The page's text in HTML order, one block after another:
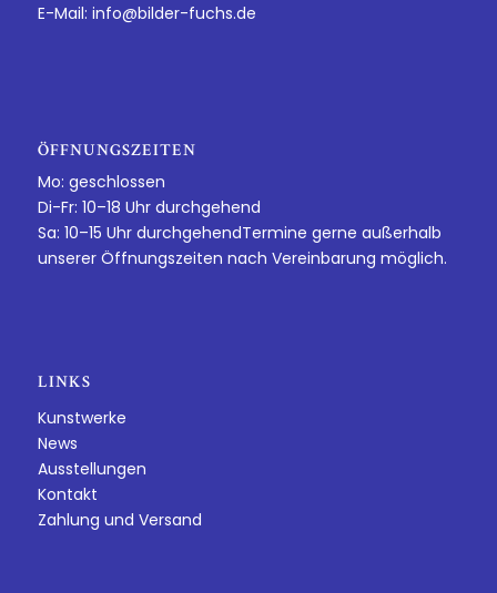
E-Mail: info@bilder-fuchs.de
ÖFFNUNGSZEITEN
Mo: geschlossen
Di-Fr: 10–18 Uhr durchgehend
Sa: 10–15 Uhr durchgehendTermine gerne außerhalb
unserer Öffnungszeiten nach Vereinbarung möglich.
LINKS
Kunstwerke
News
Ausstellungen
Kontakt
Zahlung und Versand